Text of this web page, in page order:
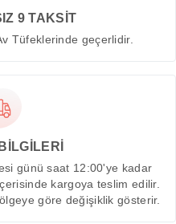
9 TAKSİT
Tüfeklerinde geçerlidir.
günü saat 12:00'ye kadar
kargoya teslim edilir.
göre değişiklik gösterir.